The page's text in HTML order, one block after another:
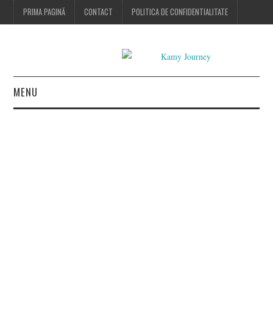
PRIMA PAGINĂ CONTACT POLITICA DE CONFIDENTIALITATE
MENU